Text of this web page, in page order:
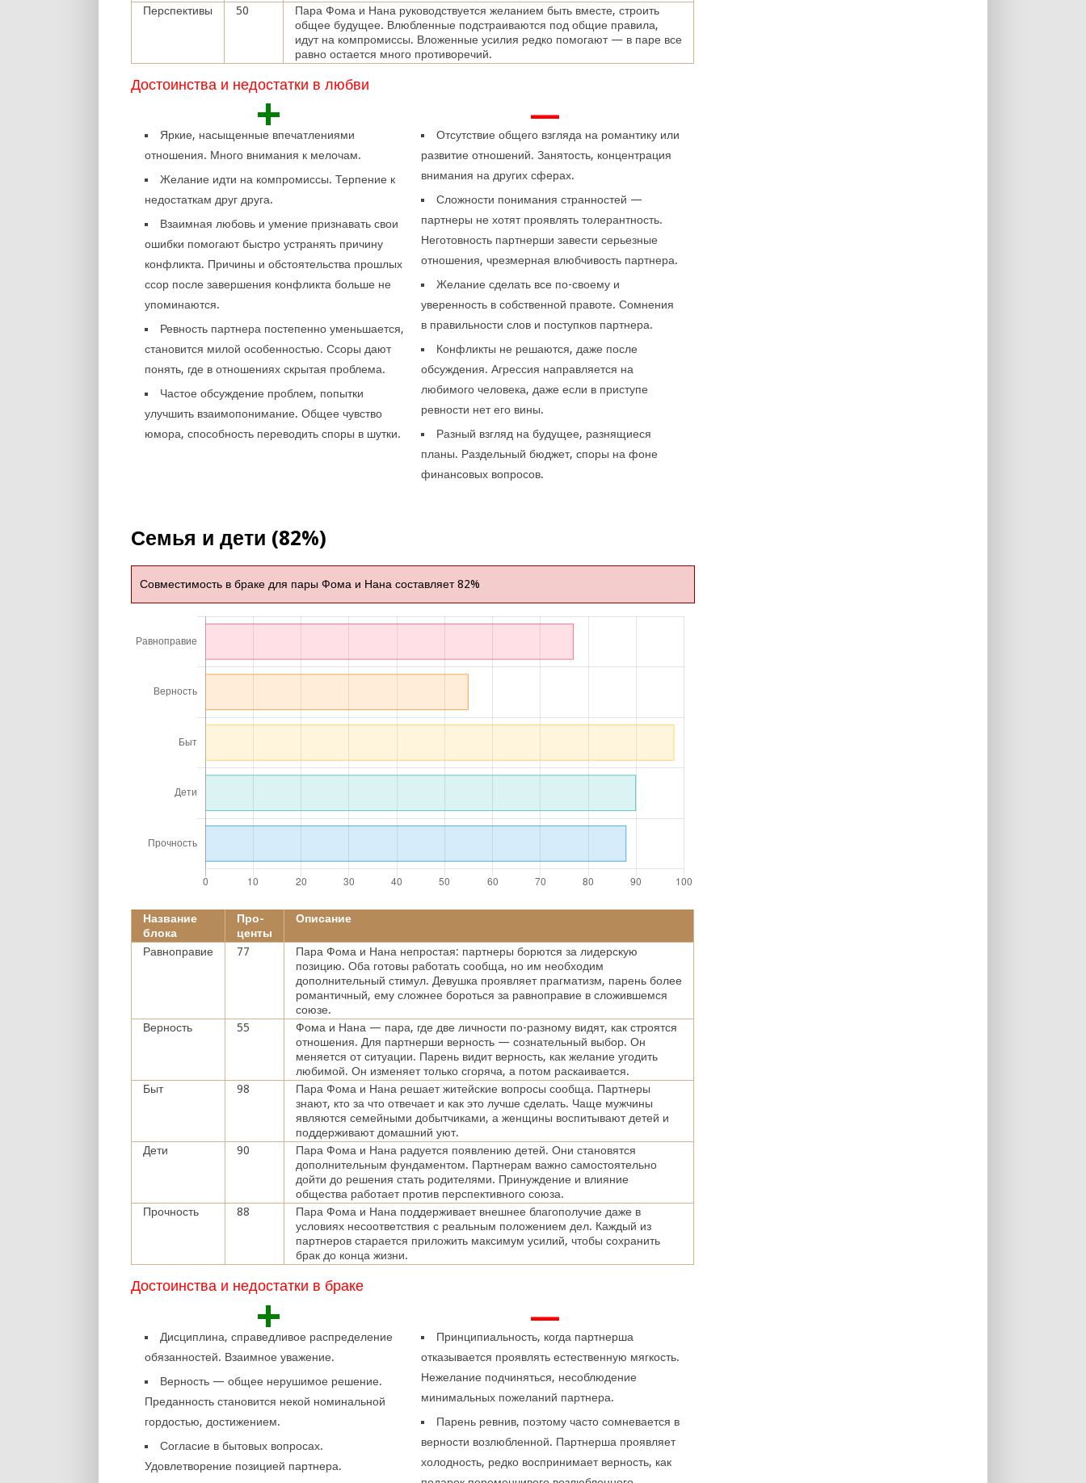
Перспективы
50
Пара Фома и Нана руководствуется желанием быть вместе, строить
общее будущее. Влюбленные подстраиваются под общие правила,
идут на компромиссы. Вложенные усилия редко помогают — в паре все
равно остается много противоречий.
Достоинства и недостатки в любви
+
Яркие, насыщенные впечатлениями
отношения. Много внимания к мелочам.
Желание идти на компромиссы. Терпение к
недостаткам друг друга.
Взаимная любовь и умение признавать свои
ошибки помогают быстро устранять причину
конфликта. Причины и обстоятельства прошлых
ссор после завершения конфликта больше не
упоминаются.
Ревность партнера постепенно уменьшается,
становится милой особенностью. Ссоры дают
понять, где в отношениях скрытая проблема.
Частое обсуждение проблем, попытки
улучшить взаимопонимание. Общее чувство
юмора, способность переводить споры в шутки.
—
Отсутствие общего взгляда на романтику или
развитие отношений. Занятость, концентрация
внимания на других сферах.
Сложности понимания странностей —
партнеры не хотят проявлять толерантность.
Неготовность партнерши завести серьезные
отношения, чрезмерная влюбчивость партнера.
Желание сделать все по-своему и
уверенность в собственной правоте. Сомнения
в правильности слов и поступков партнера.
Конфликты не решаются, даже после
обсуждения. Агрессия направляется на
любимого человека, даже если в приступе
ревности нет его вины.
Разный взгляд на будущее, разнящиеся
планы. Раздельный бюджет, споры на фоне
финансовых вопросов.
Семья и дети (82%)
Совместимость в браке для пары Фома и Нана составляет 82%
Название
блока
Про-
центы
Описание
Равноправие 77
Пара Фома и Нана непростая: партнеры борются за лидерскую
позицию. Оба готовы работать сообща, но им необходим
дополнительный стимул. Девушка проявляет прагматизм, парень более
романтичный, ему сложнее бороться за равноправие в сложившемся
союзе.
Верность
55
Фома и Нана — пара, где две личности по-разному видят, как строятся
отношения. Для партнерши верность — сознательный выбор. Он
меняется от ситуации. Парень видит верность, как желание угодить
любимой. Он изменяет только сгоряча, а потом раскаивается.
Быт
98
Пара Фома и Нана решает житейские вопросы сообща. Партнеры
знают, кто за что отвечает и как это лучше сделать. Чаще мужчины
являются семейными добытчиками, а женщины воспитывают детей и
поддерживают домашний уют.
Дети
90
Пара Фома и Нана радуется появлению детей. Они становятся
дополнительным фундаментом. Партнерам важно самостоятельно
дойти до решения стать родителями. Принуждение и влияние
общества работает против перспективного союза.
Прочность
88
Пара Фома и Нана поддерживает внешнее благополучие даже в
условиях несоответствия с реальным положением дел. Каждый из
партнеров старается приложить максимум усилий, чтобы сохранить
брак до конца жизни.
Достоинства и недостатки в браке
+
Дисциплина, справедливое распределение
обязанностей. Взаимное уважение.
Верность — общее нерушимое решение.
Преданность становится некой номинальной
гордостью, достижением.
Согласие в бытовых вопросах.
Удовлетворение позицией партнера.
—
Принципиальность, когда партнерша
отказывается проявлять естественную мягкость.
Нежелание подчиняться, несоблюдение
минимальных пожеланий партнера.
Парень ревнив, поэтому часто сомневается в
верности возлюбленной. Партнерша проявляет
холодность, редко воспринимает верность, как